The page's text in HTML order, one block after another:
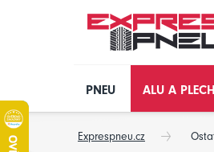
PNEU ALU A
Exprespneu.cz